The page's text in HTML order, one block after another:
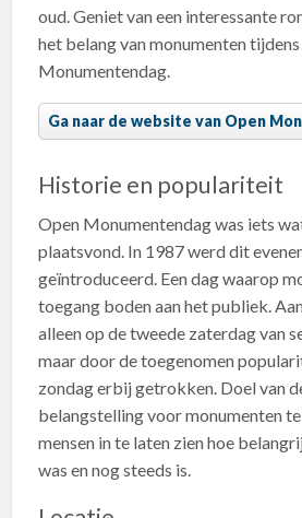
oud. Geniet van een interessante
het belang van monumenten
Monumentendag.
Ga naar de website van Open
Historie en populariteit
Open Monumentendag was iets
plaatsvond. In 1987 werd dit
geïntroduceerd. Een dag waarop
toegang boden aan het publiek.
alleen op de tweede zaterdag van
maar door de toegenomen
zondag erbij getrokken. Doel van
belangstelling voor monumenten
mensen in te laten zien hoe
was en nog steeds is.